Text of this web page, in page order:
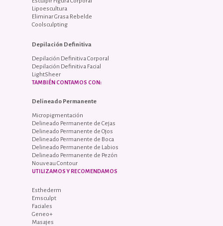
Lipoescultura
Eliminar Grasa Rebelde
Coolsculpting
Depilación Definitiva
Depilación Definitiva Corporal
Depilación Definitiva Facial
LightSheer
TAMBIÉN CONTAMOS CON:
Delineado Permanente
Micropigmentación
Delineado Permanente de Cejas
Delineado Permanente de Ojos
Delineado Permanente de Boca
Delineado Permanente de Labios
Delineado Permanente de Pezón
Nouveau Contour
UTILIZAMOS Y RECOMENDAMOS
Esthederm
Emsculpt
Faciales
Geneo+
Masajes